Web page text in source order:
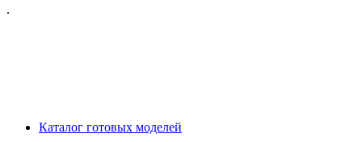
.
Каталог готовых моделей